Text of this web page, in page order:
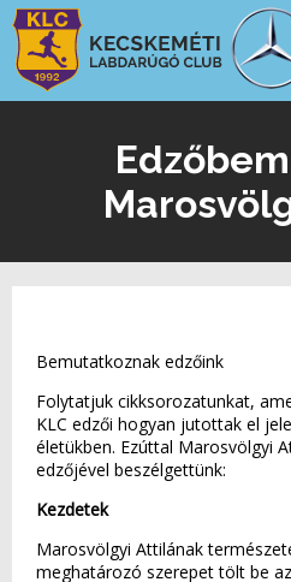
Bemutatkoznak edzőink
Folytatjuk cikksorozatunkat,
KLC edzői hogyan jutottak el
életükben. Ezúttal Marosvölgyi
edzőjével beszélgettünk:
Kezdetek
Marosvölgyi Attilának
meghatározó szerepet tölt be